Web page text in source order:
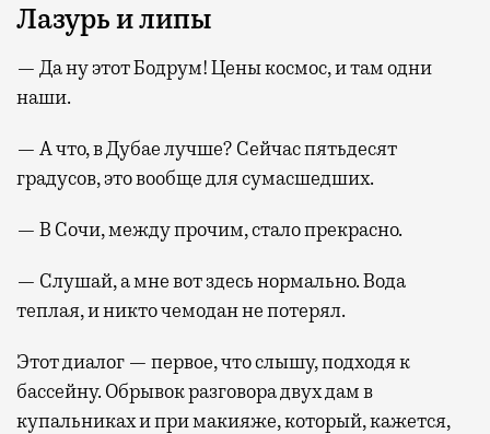
Лазурь и липы
— Да ну этот Бодрум! Цены космос, и там одни
наши.
— А что, в Дубае лучше? Сейчас пятьдесят
градусов, это вообще для сумасшедших.
— В Сочи, между прочим, стало прекрасно.
— Слушай, а мне вот здесь нормально. Вода
теплая, и никто чемодан не потерял.
Этот диалог — первое, что слышу, подходя к
бассейну. Обрывок разговора двух дам в
купальниках и при макияже, который, кажется,